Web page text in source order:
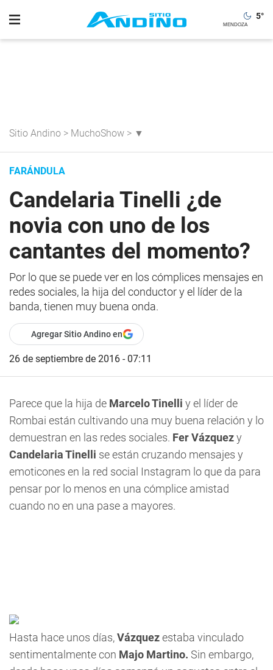
5°
Sitio Andino > MuchoShow > ▼
FARÁNDULA
Candelaria Tinelli ¿de
novia con uno de los
cantantes del momento?
Por lo que se puede ver en los cómplices mensajes en
redes sociales, la hija del conductor y el líder de la
banda, tienen muy buena onda.
Agregar Sitio Andino en
26 de septiembre de 2016 - 07:11
Parece que la hija de Marcelo Tinelli y el líder de
Rombai están cultivando una muy buena relación y lo
demuestran en las redes sociales. Fer Vázquezy
Candelaria Tinelli se están cruzando mensajes y
emoticones en la red social Instagram lo que da para
pensar por lo menos en una cómplice amistad
cuando no en una pase a mayores.
Hasta hace unos días,Vázquezestaba vinculado
sentimentalmente con Majo Martino. Sin embargo,